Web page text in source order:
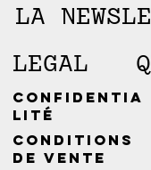
LA
Conditions
de vente
Confidentia
lité
LEGAL